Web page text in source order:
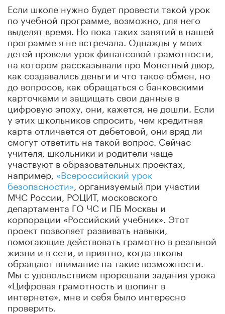
Если школе нужно будет провести такой урок
по учебной программе, возможно, для него
выделят время. Но пока таких занятий в нашей
программе я не встречала. Однажды у моих
детей провели урок финансовой грамотности,
на котором рассказывали про Монетный двор,
как создавались деньги и что такое обмен, но
до вопросов, как обращаться с банковскими
карточками и защищать свои данные в
цифровую эпоху, они, кажется, не дошли. Если
у этих школьников спросить, чем кредитная
карта отличается от дебетовой, они вряд ли
смогут ответить на такой вопрос. Сейчас
учителя, школьники и родители чаще
участвуют в образовательных проектах,
например, «Всероссийский урок
безопасности» , организуемый при участии
МЧС России, РОЦИТ, московского
департамента ГО ЧС и ПБ Москвы и
корпорации «Российский учебник». Этот
проект позволяет развивать навыки,
помогающие действовать грамотно в реальной
жизни и в сети, и приятно, когда школы
обращают внимание на такие возможности.
Мы с удовольствием прорешали задания урока
«Цифровая грамотность и шопинг в
интернете», мне и себя было интересно
проверить.